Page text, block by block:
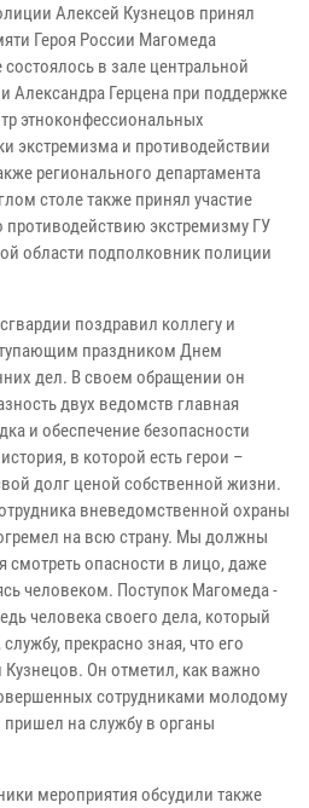
Алексей Кузнецов принял
Героя России Магомеда
в зале центральной
Александра Герцена при поддержке
этноконфессиональных
экстремизма и противодействии
регионального департамента
столе также принял участие
противодействию экстремизму ГУ
области подполковник полиции
поздравил коллегу и
праздником Днем
дел. В своем обращении он
двух ведомств главная
и обеспечение безопасности
в которой есть герои –
долг ценой собственной жизни.
вневедомственной охраны
на всю страну. Мы должны
смотреть опасности в лицо, даже
человеком. Поступок Магомеда -
человека своего дела, который
прекрасно зная, что его
Кузнецов. Он отметил, как важно
сотрудниками молодому
на службу в органы
мероприятия обсудили также